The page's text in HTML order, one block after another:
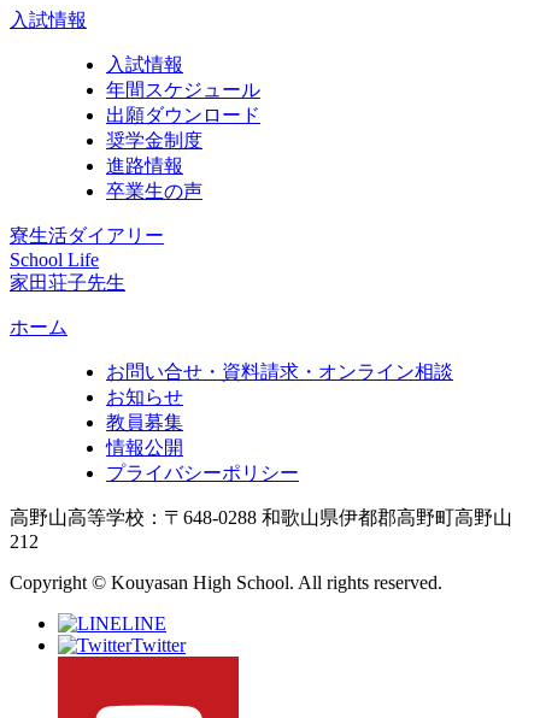
入試情報
入試情報
年間スケジュール
出願ダウンロード
奨学金制度
進路情報
卒業生の声
寮生活ダイアリー
School Life
家田荘子先生
ホーム
お問い合せ・資料請求・オンライン相談
お知らせ
教員募集
情報公開
プライバシーポリシー
高野山高等学校：〒648-0288 和歌山県伊都郡高野町高野山
212
Copyright © Kouyasan High School. All rights reserved.
LINE
Twitter